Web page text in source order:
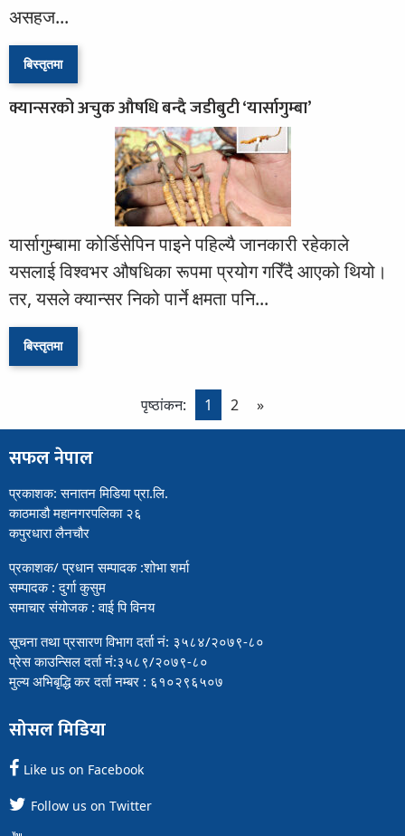
असहज...
बिस्तृतमा
क्यान्सरको अचुक औषधि बन्दै जडीबुटी ‘यार्सागुम्बा’
यार्सागुम्बामा कोर्डिसेपिन पाइने पहिल्यै जानकारी रहेकाले
यसलाई विश्वभर औषधिका रूपमा प्रयोग गरिँदै आएको थियो।
तर, यसले क्यान्सर निको पार्ने क्षमता पनि...
बिस्तृतमा
पृष्ठांकन: 1 2 »
सफल नेपाल
प्रकाशक: सनातन मिडिया प्रा.लि.
काठमाडौ महानगरपलिका २६
कपुरधारा लैनचौर
प्रकाशक/ प्रधान सम्पादक :शोभा शर्मा
सम्पादक : दुर्गा कुसुम
समाचार संयोजक : वाई पि विनय
सूचना तथा प्रसारण विभाग दर्ता नं: ३५८४/२०७९-८०
प्रेस काउन्सिल दर्ता नं:३५८९/२०७९-८०
मुल्य अभिबृद्धि कर दर्ता नम्बर : ६१०२९६५०७
सोसल मिडिया
Like us on Facebook
Follow us on Twitter